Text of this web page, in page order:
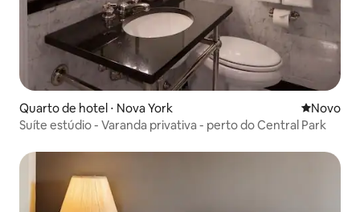
Quarto de hotel ⋅ Nova York Novo
Novo
Suíte estúdio - Varanda privativa - perto do Central Park